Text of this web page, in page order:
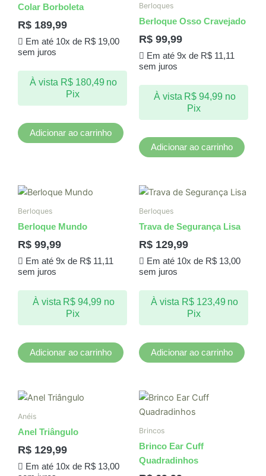
Colar Borboleta
R$ 189,99
Em até 10x de R$19,00
sem juros
À vista R$180,49 no
Pix
Adicionar ao carrinho
Berloques
Berloque Osso Cravejado
R$ 99,99
Em até 9x de R$11,11
sem juros
À vista R$ 94,99 no
Pix
Adicionar ao carrinho
Berloques
Berloque Mundo
R$ 99,99
Em até 9x de R$11,11
sem juros
À vista R$ 94,99 no
Pix
Adicionar ao carrinho
Berloques
Trava de Segurança Lisa
R$ 129,99
Em até 10x de R$13,00
sem juros
À vista R$123,49 no
Pix
Adicionar ao carrinho
Anéis
Anel Triângulo
R$ 129,99
Em até 10x de R$13,00
As
Brincos
Brinco Ear Cuff
Quadradinhos